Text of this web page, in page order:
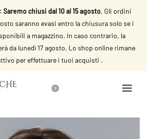
chiusi dal 10 al 15 agosto. Gli ordini
saranno evasi entro la chiusura solo se i
a magazzino. In caso contrario, la
da lunedì 17 agosto. Lo shop online rimane
per effettuare i tuoi acquisti .
0